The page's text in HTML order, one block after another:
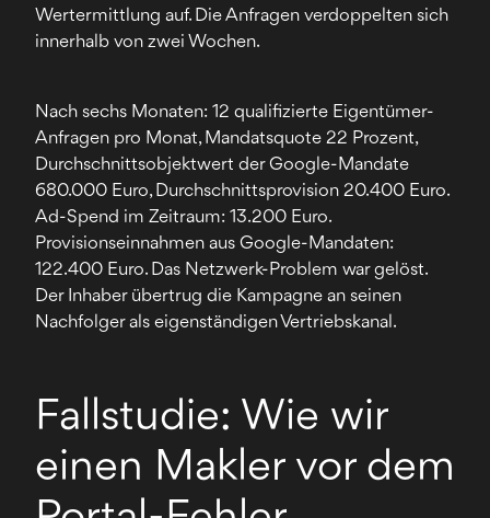
Wertermittlung auf. Die Anfragen verdoppelten sich
innerhalb von zwei Wochen.
Nach sechs Monaten: 12 qualifizierte Eigentümer-
Anfragen pro Monat, Mandatsquote 22 Prozent,
Durchschnittsobjektwert der Google-Mandate
680.000 Euro, Durchschnittsprovision 20.400 Euro.
Ad-Spend im Zeitraum: 13.200 Euro.
Provisionseinnahmen aus Google-Mandaten:
122.400 Euro. Das Netzwerk-Problem war gelöst.
Der Inhaber übertrug die Kampagne an seinen
Nachfolger als eigenständigen Vertriebskanal.
Fallstudie: Wie wir
einen Makler vor dem